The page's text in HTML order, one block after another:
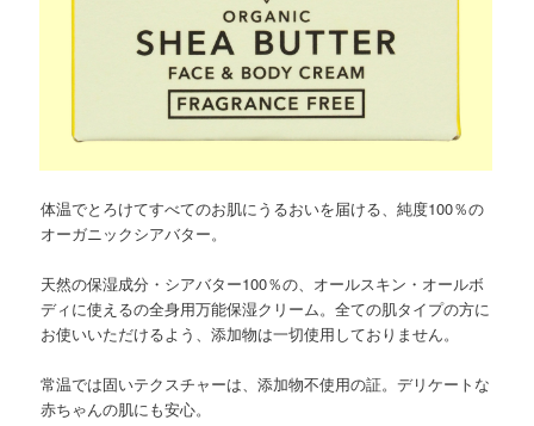
体温でとろけてすべてのお肌にうるおいを届ける、純度100％の
オーガニックシアバター。
天然の保湿成分・シアバター100％の、オールスキン・オールボ
ディに使えるの全身用万能保湿クリーム。全ての肌タイプの方に
お使いいただけるよう、添加物は一切使用しておりません。
常温では固いテクスチャーは、添加物不使用の証。デリケートな
赤ちゃんの肌にも安心。